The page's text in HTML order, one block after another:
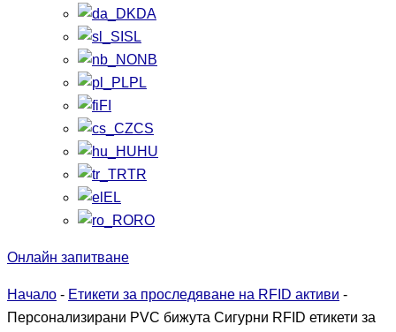
DA
SL
NB
PL
FI
CS
HU
TR
EL
RO
Онлайн запитване
Начало - Етикети за проследяване на RFID активи -
Персонализирани PVC бижута Сигурни RFID етикети за